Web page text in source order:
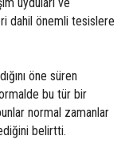
dahil önemli tesislere
öne süren
bu tür bir
normal zamanlar
belirtti.